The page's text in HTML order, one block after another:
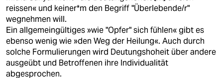
reissen« und keiner*m den Begriff "Überlebende/r"
wegnehmen will.
Ein allgemeingültiges »wie "Opfer" sich fühlen« gibt es
ebenso wenig wie »den Weg der Heilung«. Auch durch
solche Formulierungen wird Deutungshoheit über andere
ausgeübt und Betroffenen ihre Individualität
abgesprochen.